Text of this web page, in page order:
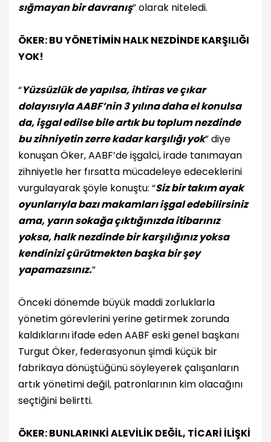
sığmayan bir davranış” olarak niteledi.
ÖKER: BU YÖNETİMİN HALK NEZDİNDE KARŞILIĞI
YOK!
“Yüzsüzlük de yapılsa, ihtiras ve çıkar
dolayısıyla AABF’nin 3 yılına daha el konulsa
da, işgal edilse bile artık bu toplum nezdinde
bu zihniyetin zerre kadar karşılığı yok” diye
konuşan Öker, AABF’de işgalci, irade tanımayan
zihniyetle her fırsatta mücadeleye edeceklerini
vurgulayarak şöyle konuştu: “Siz bir takım ayak
oyunlarıyla bazı makamları işgal edebilirsiniz
ama, yarın sokağa çıktığınızda itibarınız
yoksa, halk nezdinde bir karşılığınız yoksa
kendinizi çürütmekten başka bir şey
yapamazsınız.”
Önceki dönemde büyük maddi zorluklarla
yönetim görevlerini yerine getirmek zorunda
kaldıklarını ifade eden AABF eski genel başkanı
Turgut Öker, federasyonun şimdi küçük bir
fabrikaya dönüştüğünü söyleyerek çalışanların
artık yönetimi değil, patronlarının kim olacağını
seçtiğini belirtti.
ÖKER: BUNLARINKİ ALEVİLİK DEĞİL, TİCARİ İLİŞKİ